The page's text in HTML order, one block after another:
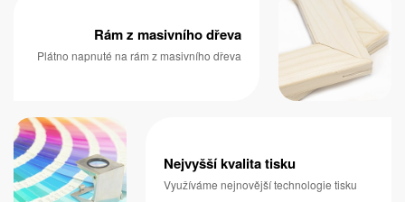
Rám z masivního dřeva
Plátno napnuté na rám z masivního dřeva
Nejvyšší kvalita tisku
Využíváme nejnovější technologie tisku